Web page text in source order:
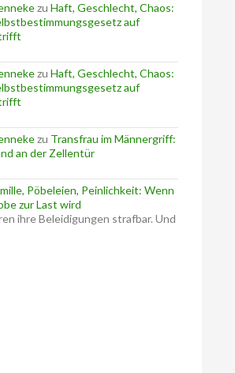
zu Haft, Geschlecht, Chaos:
auf
zu Haft, Geschlecht, Chaos:
auf
zu Transfrau im Männergriff:
an der Zellentür
Pöbeleien, Peinlichkeit: Wenn
zur Last wird
ihre Beleidigungen strafbar. Und